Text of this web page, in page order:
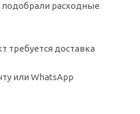
расходные
требуется доставка
или WhatsApp